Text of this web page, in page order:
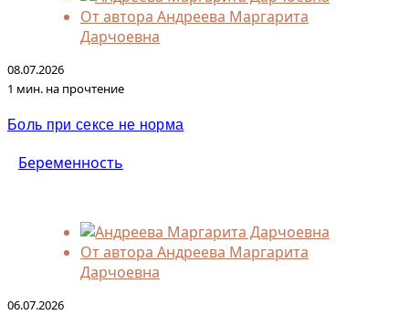
От автора Андреева Маргарита
Дарчоевна
08.07.2026
1 мин. на прочтение
Боль при сексе не норма
Беременность
От автора Андреева Маргарита
Дарчоевна
06.07.2026